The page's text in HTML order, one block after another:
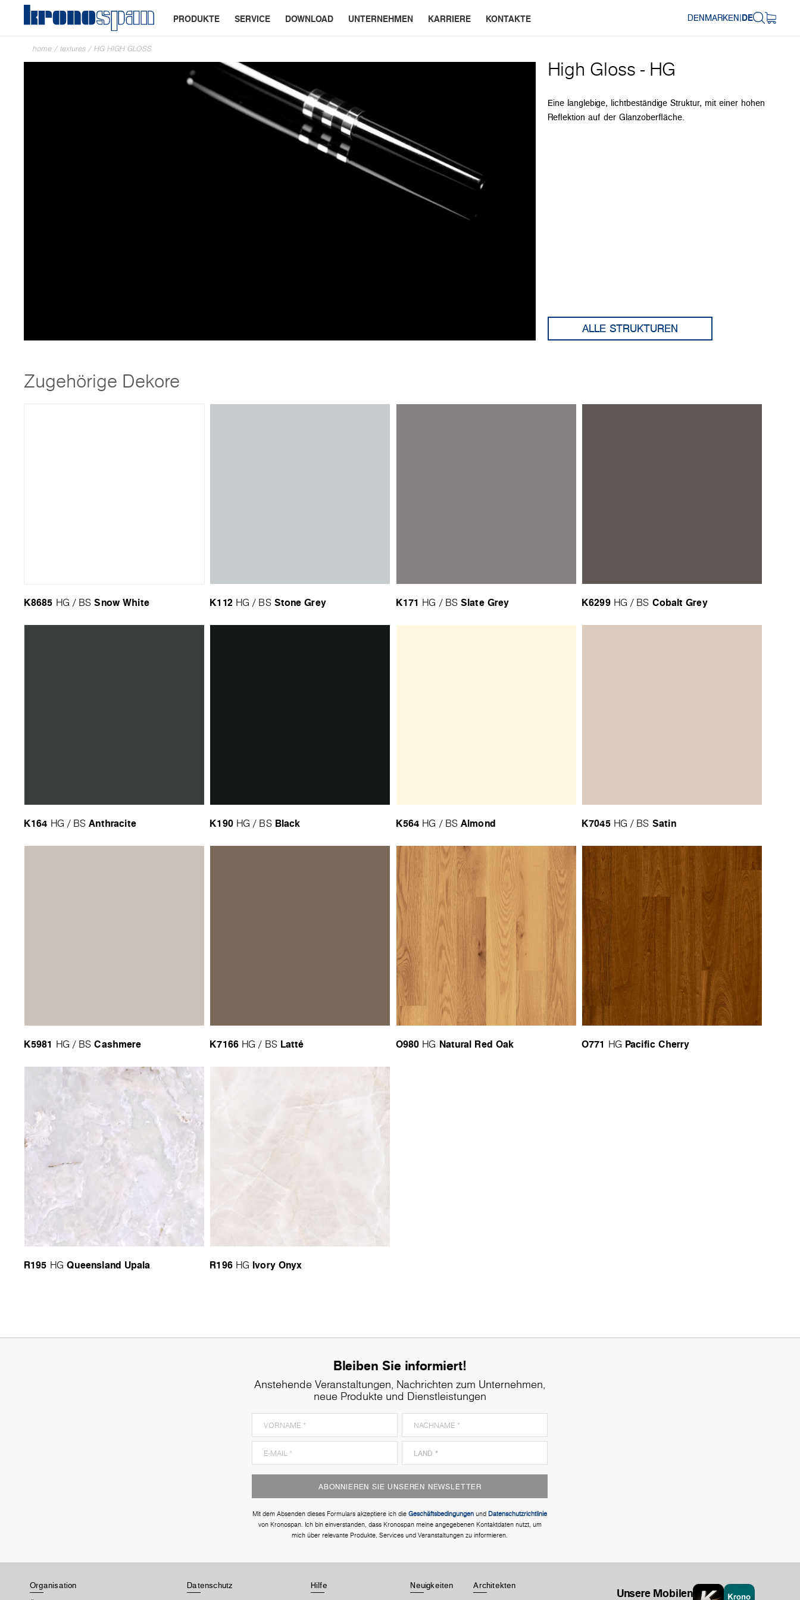
PRODUKTE SERVICE DOWNLOAD UNTERNEHMEN KARRIERE KONTAKTE DENMARKEN|DE
home / textures / HG HIGH GLOSS
High Gloss - HG
Eine langlebige, lichtbeständige Struktur, mit einer hohen
Reflektion auf der Glanzoberfläche.
ALLE STRUKTUREN
Zugehörige Dekore
K8685 HG / BS Snow White K112 HG / BS Stone Grey K171 HG / BS Slate Grey K6299 HG / BS Cobalt Grey
K164 HG / BS Anthracite K190 HG / BS Black K564 HG / BS Almond K7045 HG / BS Satin
K5981 HG / BS Cashmere K7166 HG / BS Latté O980 HG Natural Red Oak O771 HG Pacific Cherry
R195 HG Queensland Upala R196 HG Ivory Onyx
Bleiben Sie informiert!
Anstehende Veranstaltungen, Nachrichten zum Unternehmen,
neue Produkte und Dienstleistungen
ABONNIEREN SIE UNSEREN NEWSLETTER
Mit dem Absenden dieses Formulars akzeptiere ich dieGeschäftsbedingungen und Datenschutzrichtlinie
von Kronospan. Ich bin einverstanden, dass Kronospan meine angegebenen Kontaktdaten nutzt, um
mich über relevante Produkte, Services und Veranstaltungen zu informieren.
Organisation Datenschutz Hilfe Neuigkeiten Architekten
Unsere Mobilen